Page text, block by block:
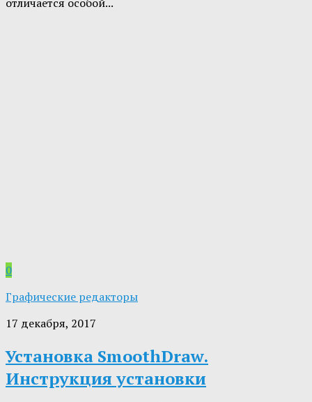
0
Графические редакторы
17 декабря, 2017
Установка SmoothDraw.
Инструкция установки